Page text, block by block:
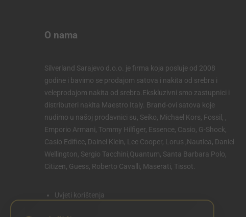
O nama
Silverland Sarajevo d.o.o. je firma koja posluje od 2008
godine i bavimo se prodajom satova i nakita od srebra i
veleprodajom nakita od srebra.Ekskluzivni smo zastupnici i
distributeri nakita Maestro Italy. Brand-ovi satova koje
nudimo u našoj prodavnici su, Seiko, Michael Kors, Fossil, ,
Emporio Armani, Tommy Hilfiger, Essence, Casio, G-Shock,
Casio Edifice, Dainel Klein, Lee Cooper, Lorus ,Nautica, Daniel
Wellington, Sergio Tacchini,Quantum, Santa Barbara Polo,
Citizen, Guess, Roberto Cavalli, Maserati, Tissot.
Uvjeti korištenja